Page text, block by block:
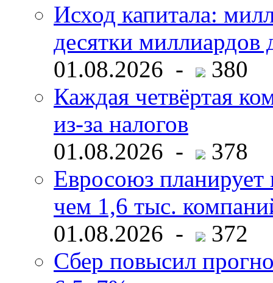
Исход капитала:
десятки миллиардов
01.08.2026 -
380
Каждая четвёртая
из-за налогов
01.08.2026 -
378
Евросоюз планирует
чем 1,6 тыс.
01.08.2026 -
372
Сбер повысил